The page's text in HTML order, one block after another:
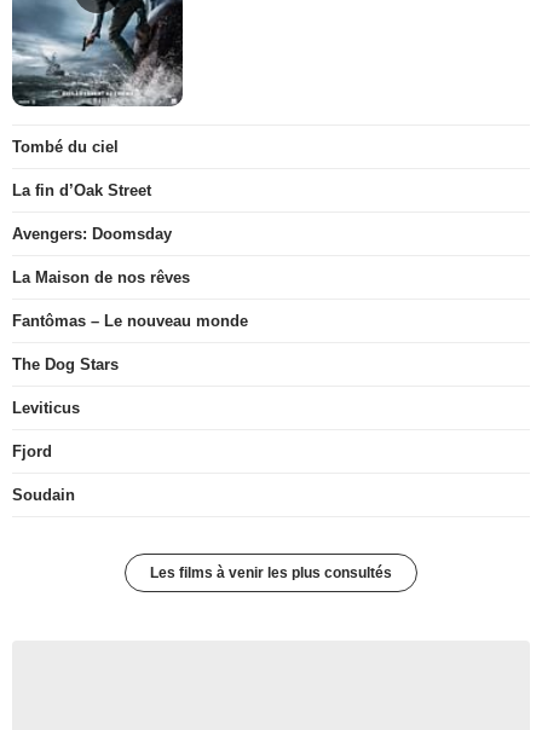
Tombé du ciel
La fin d’Oak Street
Avengers: Doomsday
La Maison de nos rêves
Fantômas – Le nouveau monde
The Dog Stars
Leviticus
Fjord
Soudain
Les films à venir les plus consultés